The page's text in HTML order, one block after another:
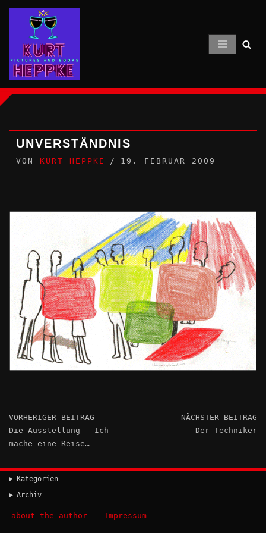
Inhalt
springen
UNVERSTÄNDNIS
VON KURT HEPPKE 19. FEBRUAR 2009
VORHERIGER BEITRAG
Die Ausstellung – Ich
mache eine Reise…
NÄCHSTER BEITRAG
Der Techniker
Kategorien
Archiv
about the author Impressum –